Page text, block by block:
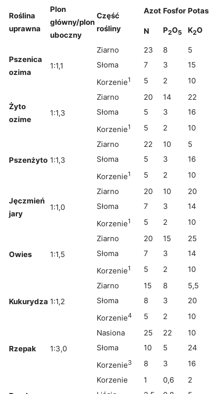
Roślina
uprawna
Plon
główny/plon
uboczny
Część
rośliny
Azot Fosfor Potas
N P2O5 K2O
Pszenica
ozima
1:1,1
Ziarno 23 8
5
Słoma
7 3
15
Korzenie1 5 2 10
Żyto
ozime
1:1,3
Ziarno 20 14
22
Słoma
5 3
16
Korzenie1 5 2 10
Pszenżyto 1:1,3
Ziarno 22 10
5
Słoma
5 3
16
Korzenie1 5 2 10
Jęczmień
jary
1:1,0
Ziarno 20 10
20
Słoma
7 3
14
Korzenie1 5 2 10
Owies 1:1,5
Ziarno 20 15
25
Słoma
7 3
14
Korzenie1 5 2 10
Kukurydza 1:1,2
Ziarno 15 8
5,5
Słoma
8 3
20
Korzenie4 5 2 10
Rzepak 1:3,0
Nasiona 25 22
10
Słoma
10 5
24
Korzenie3 8 3 16
Korzenie 1 0,6
2